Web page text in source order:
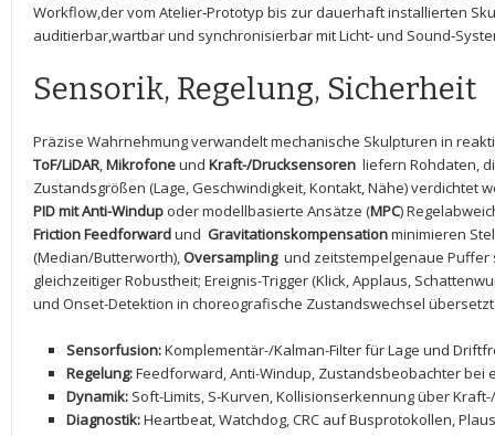
Workflow,der vom ⁣Atelier‑Prototyp bis zur dauerhaft installierten
auditierbar,wartbar ⁤und synchronisierbar mit Licht‑⁤ und
Sensorik,​ Regelung, Sicherheit
Präzise Wahrnehmung verwandelt mechanische Skulpturen in
ToF/LiDAR,Mikrofoneund Kraft-/Drucksensoren liefern Rohdaten,
Zustandsgrößen (Lage, Geschwindigkeit, Kontakt, ‌Nähe) verdichtet
PID mit​ Anti-Windup oder modellbasierte Ansätze (MPC)​
Friction Feedforwardund ⁤ Gravitationskompensationminimieren
(Median/Butterworth),Oversampling und zeitstempelgenaue⁣ Puffer
gleichzeitiger Robustheit; Ereignis-Trigger​ (Klick,‍ Applaus,
und Onset-Detektion ⁢in⁣ choreografische ‌Zustandswechsel
Sensorfusion:Komplementär-/Kalman-Filter​ für Lage und
Regelung:Feedforward, Anti-Windup, Zustandsbeobachter bei
Dynamik: ​Soft-Limits, S-Kurven, Kollisionserkennung über
Diagnostik:Heartbeat, Watchdog, CRC auf Busprotokollen,